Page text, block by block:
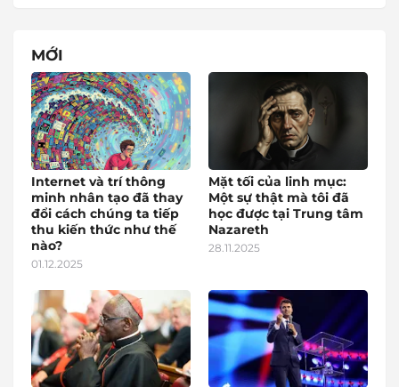
MỚI
Internet và trí thông
minh nhân tạo đã thay
đổi cách chúng ta tiếp
thu kiến thức như thế
nào?
01.12.2025
Mặt tối của linh mục:
Một sự thật mà tôi đã
học được tại Trung tâm
Nazareth
28.11.2025